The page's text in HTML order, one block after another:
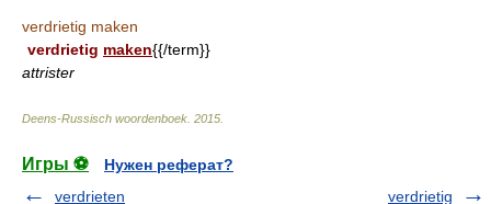
verdrietig maken
verdrietig maken{{/term}}
attrister
Deens-Russisch woordenboek 2015
Игры ⚽
Нужен реферат?
verdrieten
verdrietig